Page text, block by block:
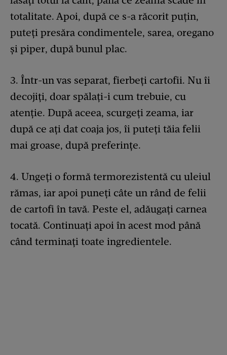
totalitate. Apoi, după ce s-a răcorit puțin,
puteți presăra condimentele, sarea, oregano
și piper, după bunul plac.
3. Într-un vas separat, fierbeți cartofii. Nu îi
decojiți, doar spălați-i cum trebuie, cu
atenție. După aceea, scurgeți zeama, iar
după ce ați dat coaja jos, îi puteți tăia felii
mai groase, după preferințe.
4. Ungeți o formă termorezistentă cu uleiul
rămas, iar apoi puneți câte un rând de felii
de cartofi în tavă. Peste el, adăugați carnea
tocată. Continuați apoi în acest mod până
când terminați toate ingredientele.